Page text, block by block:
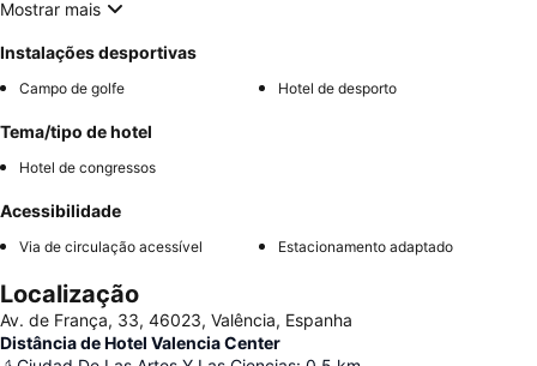
Mostrar mais
Instalações desportivas
Campo de golfe Hotel de desporto
Tema/tipo de hotel
Hotel de congressos
Acessibilidade
Via de circulação acessível Estacionamento adaptado
Localização
Av. de França, 33, 46023, Valência, Espanha
Distância de Hotel Valencia Center